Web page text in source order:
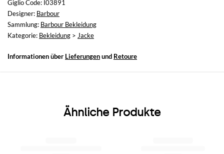
Größe und Passform
Normale Passform
Giglio Code: I03891
Designer: Barbour
Sammlung: Barbour Bekleidung
Kategorie: Bekleidung > Jacke
Informationen über Lieferungenund Retoure
Ähnliche Produkte